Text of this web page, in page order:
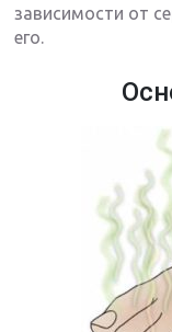
зависимости от
его.